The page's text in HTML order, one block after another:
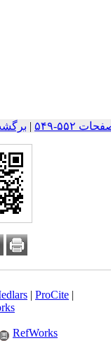
|
| ProCite |
RefWorks